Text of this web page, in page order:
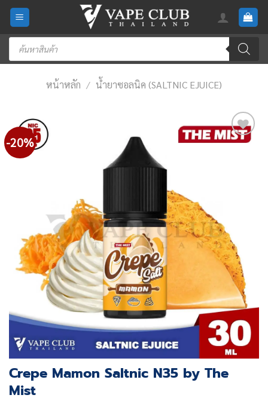
Skip
content
Products
search
หน้าหลัก / น้ำยาซอลนิค (SALTNIC EJUICE)
-20%
Crepe Mamon Saltnic N35 by The
Mist